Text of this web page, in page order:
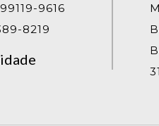
9616
8219